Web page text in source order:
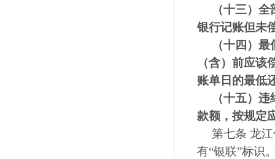
（十三） 全
银行记账但未
（十四） 最
（含）前应
账单日的最低
（十五） 违
款额，按规定
第七条 龙
有“银联”标识